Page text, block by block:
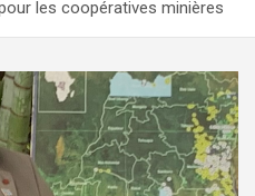
les coopératives minières